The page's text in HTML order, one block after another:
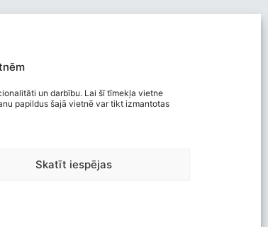
un darbību. Lai šī tīmekļa vietne
papildus šajā vietnē var tikt izmantotas
Skatīt iespējasPrivātuma politika